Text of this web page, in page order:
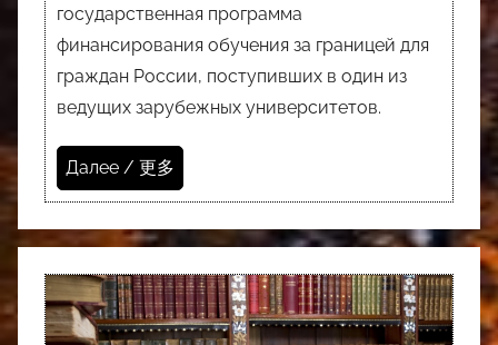
государственная программа
финансирования обучения за границей для
граждан России, поступивших в один из
ведущих зарубежных университетов.
Далее / 更多